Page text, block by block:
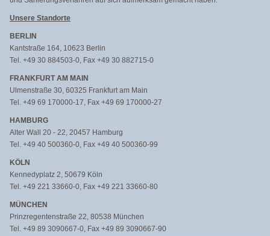
Unsere Standorte
BERLIN
Kantstraße 164, 10623 Berlin
Tel. +49 30 884503-0, Fax +49 30 882715-0
FRANKFURT AM MAIN
Ulmenstraße 30, 60325 Frankfurt am Main
Tel. +49 69 170000-17, Fax +49 69 170000-27
HAMBURG
Alter Wall 20 - 22, 20457 Hamburg
Tel. +49 40 500360-0, Fax +49 40 500360-99
KÖLN
Kennedyplatz 2, 50679 Köln
Tel. +49 221 33660-0, Fax +49 221 33660-80
MÜNCHEN
Prinzregentenstraße 22, 80538 München
Tel. +49 89 3090667-0, Fax +49 89 3090667-90